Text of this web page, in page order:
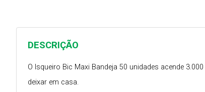
DESCRIÇÃO
O Isqueiro Bic Maxi Bandeja 50 unidades acende
deixar em casa.